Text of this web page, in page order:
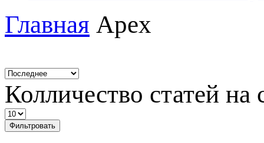
Главная Apex
Колличество статей на
Фильтровать